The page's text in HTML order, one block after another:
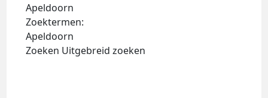
Apeldoorn
Zoektermen:
Apeldoorn
Zoeken Uitgebreid zoeken